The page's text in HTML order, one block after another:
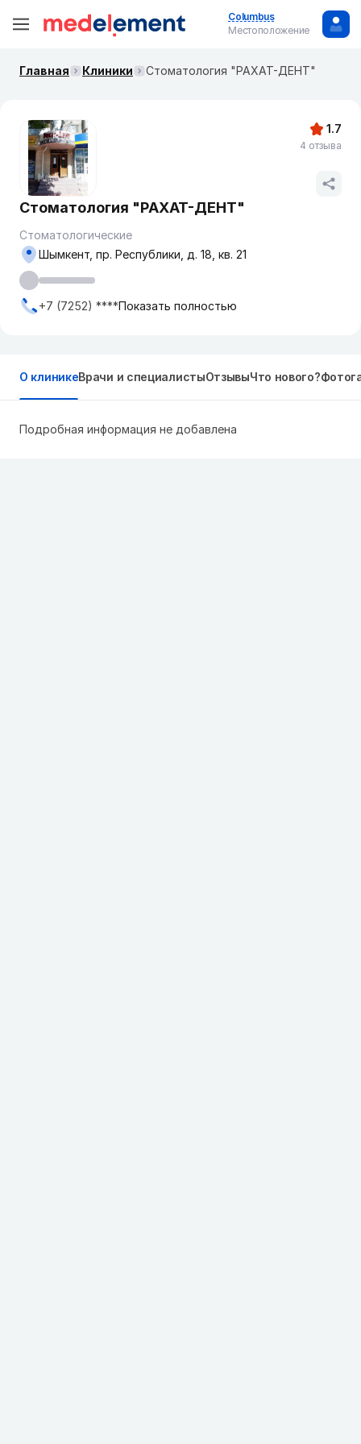
Columbus
Местоположение
Главная Клиники Стоматология "РАХАТ-ДЕНТ"
Стоматология "РАХАТ-ДЕНТ"
Стоматологические
Шымкент, пр. Республики, д. 18, кв. 21
+7 (7252) ****Показать полностью
1.7
4 отзыва
О клиникеВрачи и специалистыОтзывыЧто нового?
Подробная информация не добавлена